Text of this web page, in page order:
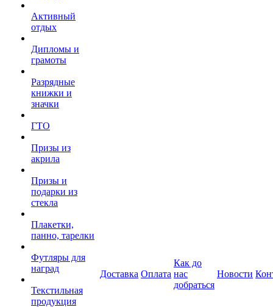
Активный
отдых
Дипломы и
грамоты
Разрядные
книжки и
значки
ГТО
Призы из
акрила
Призы и
подарки из
стекла
Плакетки,
панно, тарелки
Футляры для
наград
Текстильная
продукция
Доставка Оплата
Как до
нас
добраться
Новости